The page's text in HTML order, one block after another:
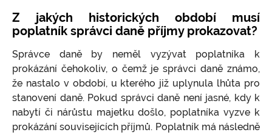
Z jakých historických období musí
poplatník správci daně příjmy prokazovat?
Správce daně by neměl vyzývat poplatníka k
prokázání čehokoliv, o čemž je správci daně známo,
že nastalo v období, u kterého již uplynula lhůta pro
stanovení daně. Pokud správci daně není jasné, kdy k
nabytí či nárůstu majetku došlo, poplatníka vyzve k
prokázání souvisejících příjmů. Poplatník má následně